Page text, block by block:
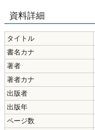
資料詳細
タイトル
書名カナ
著者
著者カナ
出版者
出版年
ページ数